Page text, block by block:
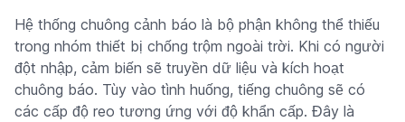
Hệ thống chuông cảnh báo là bộ phận không thể thiếu
trong nhóm thiết bị chống trộm ngoài trời. Khi có người
đột nhập, cảm biến sẽ truyền dữ liệu và kích hoạt
chuông báo. Tùy vào tình huống, tiếng chuông sẽ có
các cấp độ reo tương ứng với độ khẩn cấp. Đây là